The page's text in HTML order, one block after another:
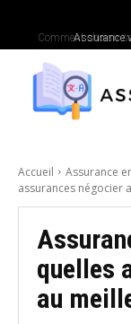
Assurance
Accueil Assurance
assurances négocier
quelles
au